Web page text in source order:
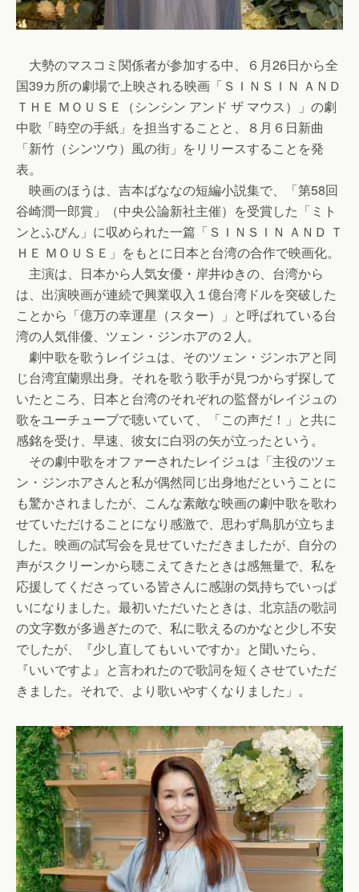
大勢のマスコミ関係者が参加する中、６月26日から全
国39カ所の劇場で上映される映画「ＳＩＮＳＩＮ ＡＮＤ
ＴＨＥ ＭＯＵＳＥ（シンシン アンド ザ マウス）」の劇
中歌「時空の手紙」を担当することと、８月６日新曲
「新竹（シンツウ）風の街」をリリースすることを発
表。
映画のほうは、吉本ばななの短編小説集で、「第58回
谷崎潤一郎賞」（中央公論新社主催）を受賞した「ミト
ンとふびん」に収められた一篇「ＳＩＮＳＩＮ ＡＮＤ Ｔ
ＨＥ ＭＯＵＳＥ」をもとに日本と台湾の合作で映画化。
主演は、日本から人気女優・岸井ゆきの、台湾から
は、出演映画が連続で興業収入１億台湾ドルを突破した
ことから「億万の幸運星（スター）」と呼ばれている台
湾の人気俳優、ツェン・ジンホアの２人。
劇中歌を歌うレイジュは、そのツェン・ジンホアと同
じ台湾宜蘭県出身。それを歌う歌手が見つからず探して
いたところ、日本と台湾のそれぞれの監督がレイジュの
歌をユーチューブで聴いていて、「この声だ！」と共に
感銘を受け、早速、彼女に白羽の矢が立ったという。
その劇中歌をオファーされたレイジュは「主役のツェ
ン・ジンホアさんと私が偶然同じ出身地だということに
も驚かされましたが、こんな素敵な映画の劇中歌を歌わ
せていただけることになり感激で、思わず鳥肌が立ちま
した。映画の試写会を見せていただきましたが、自分の
声がスクリーンから聴こえてきたときは感無量で、私を
応援してくださっている皆さんに感謝の気持ちでいっぱ
いになりました。最初いただいたときは、北京語の歌詞
の文字数が多過ぎたので、私に歌えるのかなと少し不安
でしたが、『少し直してもいいですか』と聞いたら、
『いいですよ』と言われたので歌詞を短くさせていただ
きました。それで、より歌いやすくなりました」。